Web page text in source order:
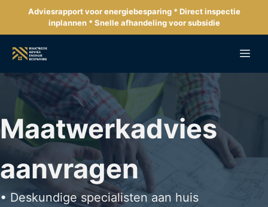
de
inhoud
Adviesrapport voor energiebesparing * Direct inspectie
inplannen * Snelle afhandeling voor subsidie
Maatwerkadvies
aanvragen
• Deskundige specialisten aan huis